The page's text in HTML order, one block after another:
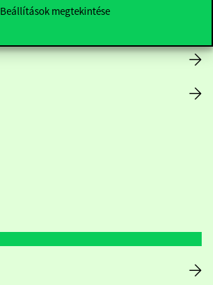
Beállítások megtekintése